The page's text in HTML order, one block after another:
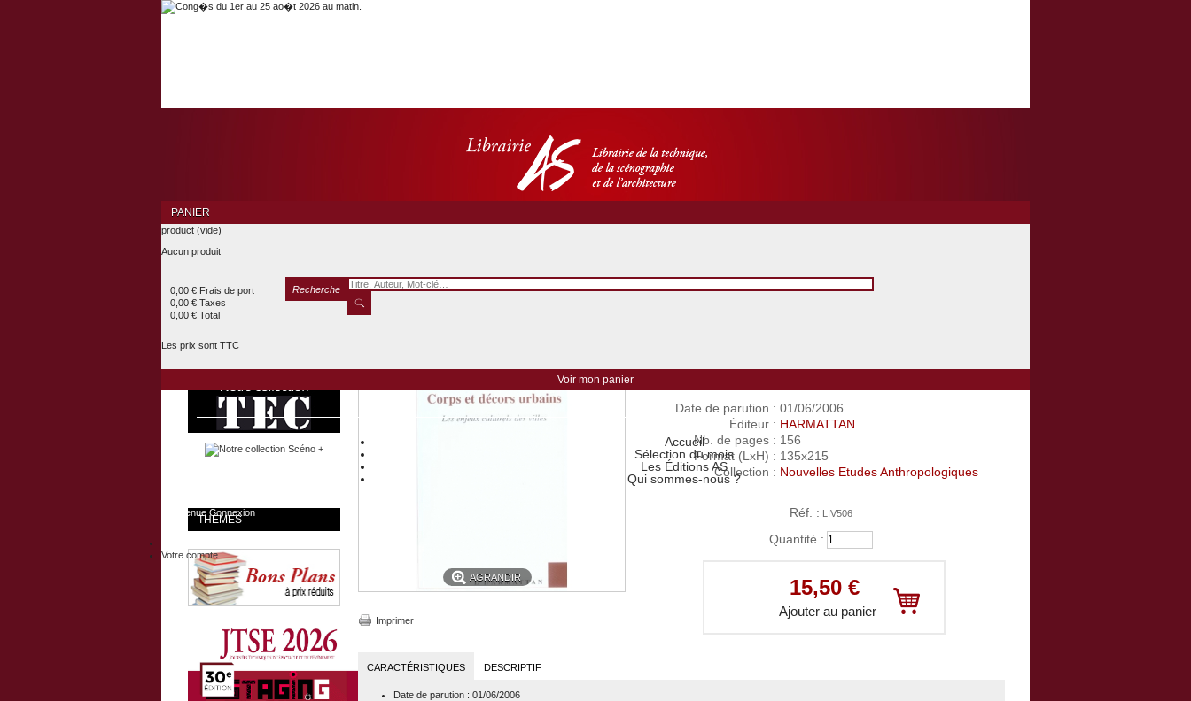
Recherche
PANIER
product (vide)
Aucun produit
0,00 € Frais de port
0,00 € Taxes
0,00 € Total
Les prix sont TTC
Voir mon panier
Accueil
Sélection du mois
Les Éditions AS
Qui sommes-nous ?
Bienvenue Connexion
Votre compte
THÈMES
AGRANDIR
Imprimer
Les enjeux culturels des villes
Date de parution : 01/06/2006
Éditeur : HARMATTAN
Nb. de pages : 156
Format (LxH) : 135x215
Collection : Nouvelles Etudes Anthropologiques
Réf. : LIV506
Quantité :
15,50 €
CARACTÉRISTIQUES DESCRIPTIF
Date de parution : 01/06/2006